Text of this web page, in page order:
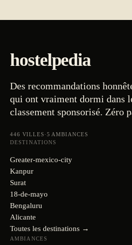
hostelpedia
Des recommandations
qui ont vraiment dormi dans
classement sponsorisé. Zéro
446 VILLES·5 AMBIANCES
DESTINATIONS
Greater-mexico-city
Kanpur
Surat
18-de-mayo
Bengaluru
Alicante
Toutes les destinations →
AMBIANCES